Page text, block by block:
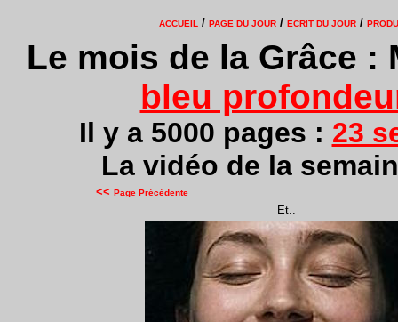
ACCUEIL / PAGE DU JOUR / ECRIT DU JOUR /
Le mois de la Grâce :
bleu
Il y a 5000 pages : 23
La vidéo de la
<< Page Précédente
Et..